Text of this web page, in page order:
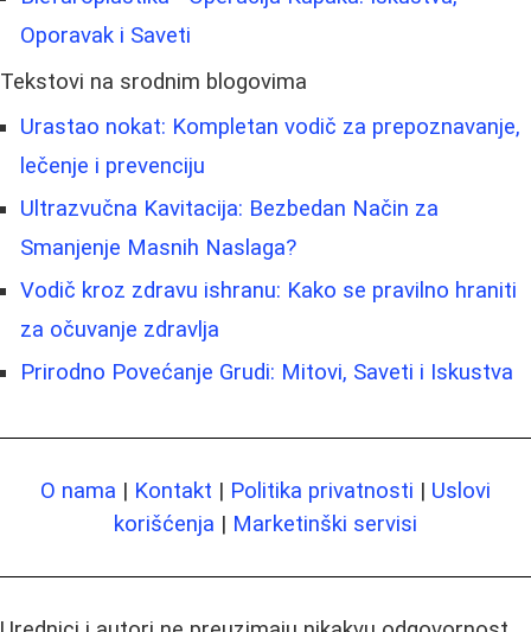
Oporavak i Saveti
Tekstovi na srodnim blogovima
Urastao nokat: Kompletan vodič za prepoznavanje,
lečenje i prevenciju
Ultrazvučna Kavitacija: Bezbedan Način za
Smanjenje Masnih Naslaga?
Vodič kroz zdravu ishranu: Kako se pravilno hraniti
za očuvanje zdravlja
Prirodno Povećanje Grudi: Mitovi, Saveti i Iskustva
O nama | Kontakt | Politika privatnosti | Uslovi
korišćenja | Marketinški servisi